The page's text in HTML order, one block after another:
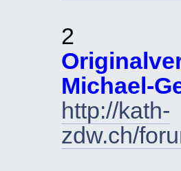
2
Michael-
http://kath-
zdw.ch/